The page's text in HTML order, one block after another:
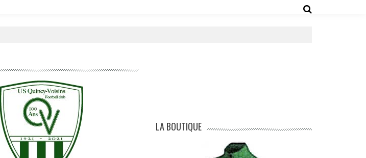
LA BOUTIQUE